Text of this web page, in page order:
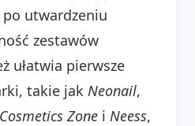
po utwardzeniu
zestawów
ułatwia pierwsze
takie jak Neonail,
Cosmetics Zone i Neess,